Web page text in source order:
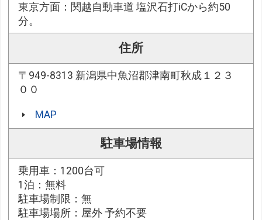
東京方面：関越自動車道 塩沢石打iCから約50
分。
住所
〒949-8313 新潟県中魚沼郡津南町秋成１２３
００
MAP
駐車場情報
乗用車：1200台可
1泊：無料
駐車場制限：無
駐車場場所：屋外 予約不要